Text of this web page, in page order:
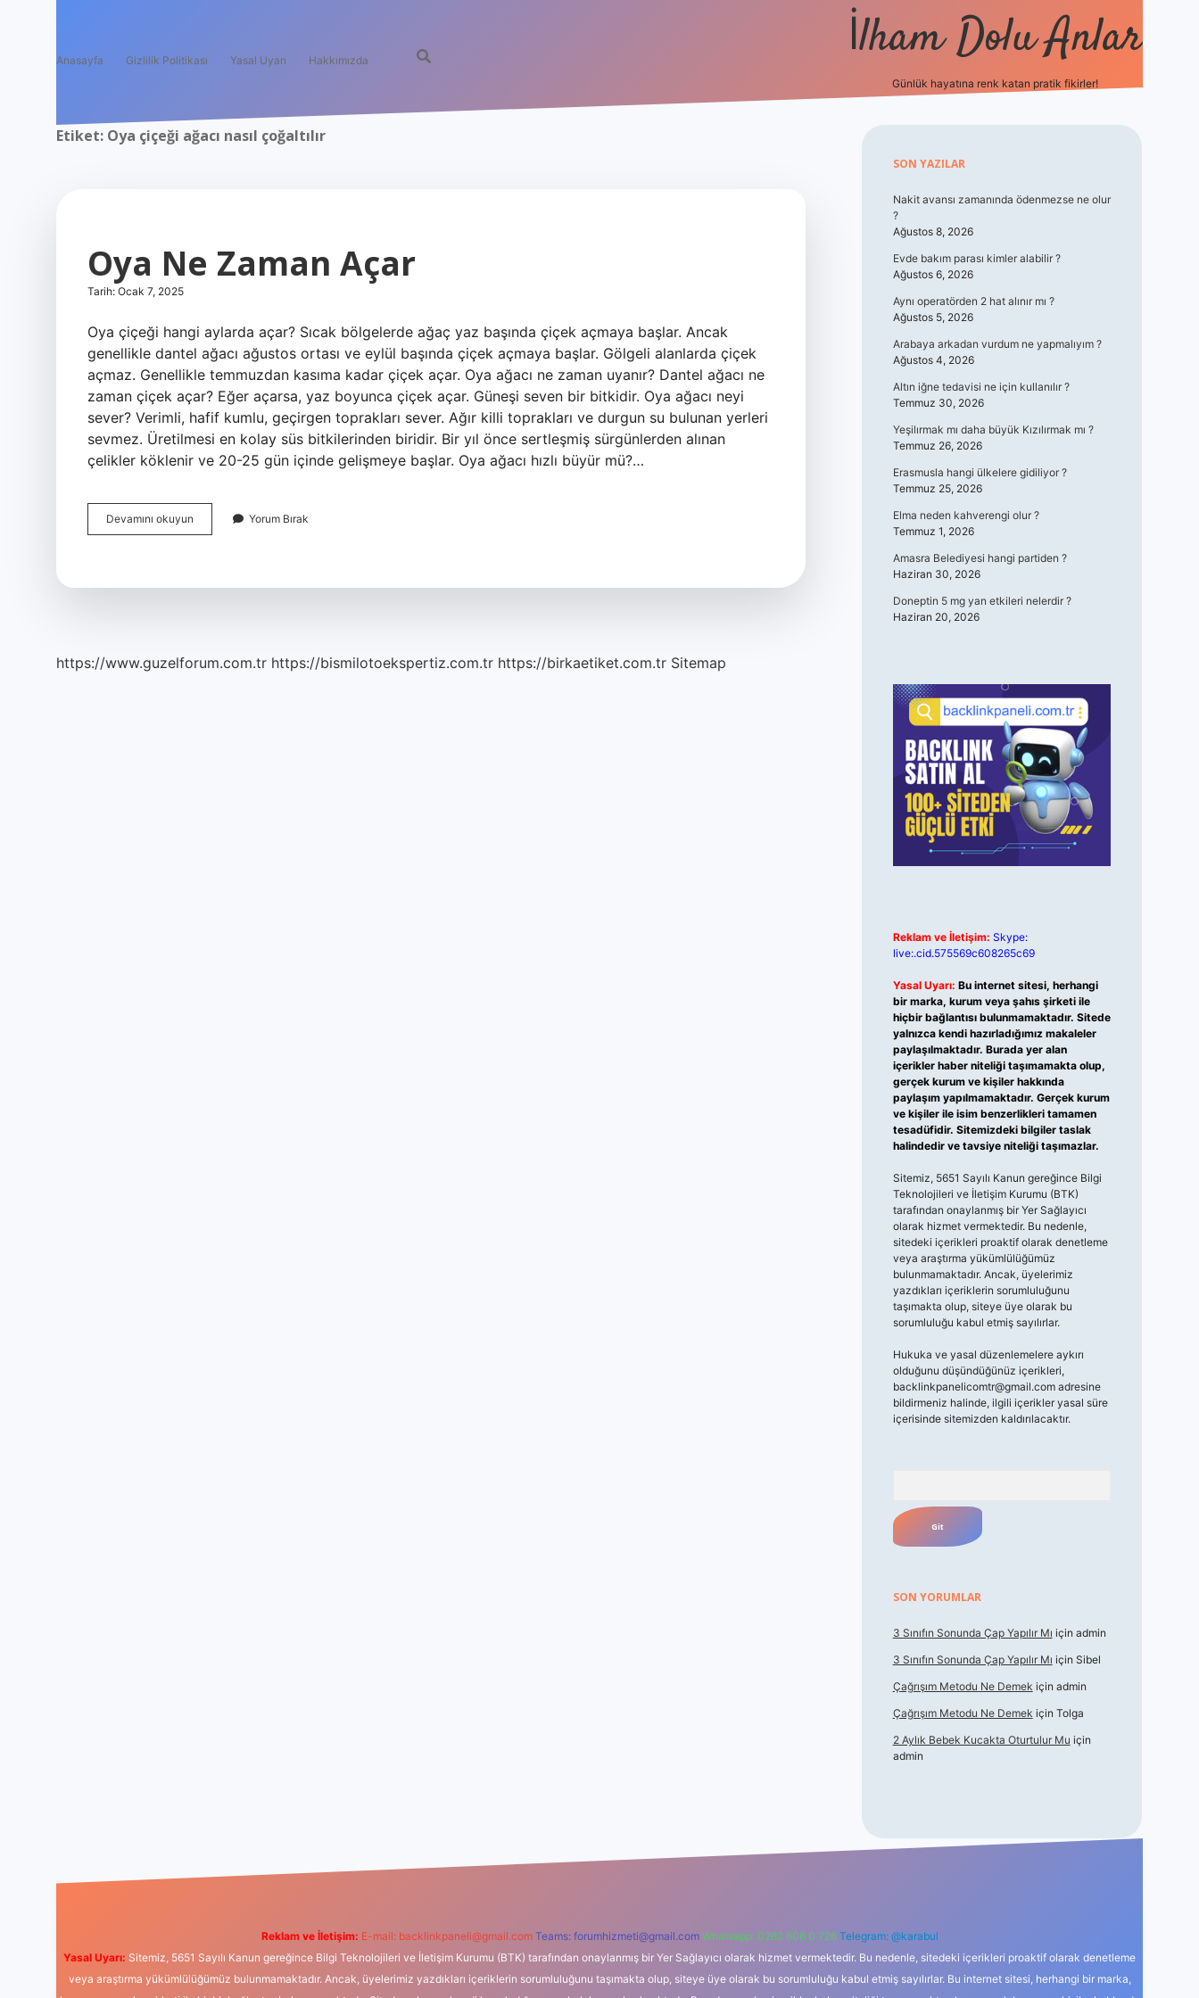
Anasayfa Gizlilik Politikası Yasal Uyarı Hakkımızda İlham Dolu Anlar
Günlük hayatına renk katan pratik fikirler!
Etiket: Oya çiçeği ağacı nasıl çoğaltılır
Oya Ne Zaman Açar
Tarih: Ocak 7, 2025
Oya çiçeği hangi aylarda açar? Sıcak bölgelerde ağaç yaz başında çiçek açmaya başlar. Ancak
genellikle dantel ağacı ağustos ortası ve eylül başında çiçek açmaya başlar. Gölgeli alanlarda çiçek
açmaz. Genellikle temmuzdan kasıma kadar çiçek açar. Oya ağacı ne zaman uyanır? Dantel ağacı ne
zaman çiçek açar? Eğer açarsa, yaz boyunca çiçek açar. Güneşi seven bir bitkidir. Oya ağacı neyi
sever? Verimli, hafif kumlu, geçirgen toprakları sever. Ağır killi toprakları ve durgun su bulunan yerleri
sevmez. Üretilmesi en kolay süs bitkilerinden biridir. Bir yıl önce sertleşmiş sürgünlerden alınan
çelikler köklenir ve 20-25 gün içinde gelişmeye başlar. Oya ağacı hızlı büyür mü?…
Devamını okuyun
Ne
Yorum Bırak
https://www.guzelforum.com.tr https://bismilotoekspertiz.com.tr https://birkaetiket.com.tr Sitemap
Sidebar
SON YAZILAR
Nakit avansı zamanında ödenmezse ne olur
?
Ağustos 8, 2026
Evde bakım parası kimler alabilir ?
Ağustos 6, 2026
Aynı operatörden 2 hat alınır mı ?
Ağustos 5, 2026
Arabaya arkadan vurdum ne yapmalıyım ?
Ağustos 4, 2026
Altın iğne tedavisi ne için kullanılır ?
Temmuz 30, 2026
Yeşilırmak mı daha büyük Kızılırmak mı ?
Temmuz 26, 2026
Erasmusla hangi ülkelere gidiliyor ?
Temmuz 25, 2026
Elma neden kahverengi olur ?
Temmuz 1, 2026
Amasra Belediyesi hangi partiden ?
Haziran 30, 2026
Doneptin 5 mg yan etkileri nelerdir ?
Haziran 20, 2026
Reklam ve İletişim: Skype:
live:.cid.575569c608265c69
Yasal Uyarı: Bu internet sitesi, herhangi
bir marka, kurum veya şahıs şirketi ile
hiçbir bağlantısı bulunmamaktadır. Sitede
yalnızca kendi hazırladığımız makaleler
paylaşılmaktadır. Burada yer alan
içerikler haber niteliği taşımamakta olup,
gerçek kurum ve kişiler hakkında
paylaşım yapılmamaktadır. Gerçek kurum
ve kişiler ile isim benzerlikleri tamamen
tesadüfidir. Sitemizdeki bilgiler taslak
halindedir ve tavsiye niteliği taşımazlar.
Sitemiz, 5651 Sayılı Kanun gereğince Bilgi
Teknolojileri ve İletişim Kurumu (BTK)
tarafından onaylanmış bir Yer Sağlayıcı
olarak hizmet vermektedir. Bu nedenle,
sitedeki içerikleri proaktif olarak denetleme
veya araştırma yükümlülüğümüz
bulunmamaktadır. Ancak, üyelerimiz
yazdıkları içeriklerin sorumluluğunu
taşımakta olup, siteye üye olarak bu
sorumluluğu kabul etmiş sayılırlar.
Hukuka ve yasal düzenlemelere aykırı
olduğunu düşündüğünüz içerikleri,
backlinkpanelicomtr@gmail.comadresine
bildirmeniz halinde, ilgili içerikler yasal süre
içerisinde sitemizden kaldırılacaktır.
SON YORUMLAR
3 Sınıfın Sonunda Çap Yapılır Mı için admin
3 Sınıfın Sonunda Çap Yapılır Mı için Sibel
Çağrışım Metodu Ne Demek için admin
Çağrışım Metodu Ne Demek için Tolga
2 Aylık Bebek Kucakta Oturtulur Mu için
admin
Reklam ve İletişim: E-mail: backlinkpaneli@gmail.com Teams: forumhizmeti@gmail.com Whatsapp: 0262 606 0 726 Telegram: @karabul
Yasal Uyarı: Sitemiz, 5651 Sayılı Kanun gereğince Bilgi Teknolojileri ve İletişim Kurumu (BTK) tarafından onaylanmış bir Yer Sağlayıcı olarak hizmet vermektedir. Bu nedenle, sitedeki içerikleri proaktif olarak denetleme
veya araştırma yükümlülüğümüz bulunmamaktadır. Ancak, üyelerimiz yazdıkları içeriklerin sorumluluğunu taşımakta olup, siteye üye olarak bu sorumluluğu kabul etmiş sayılırlar. Bu internet sitesi, herhangi bir marka,